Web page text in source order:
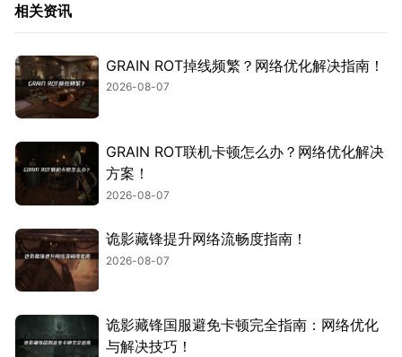
相关资讯
GRAIN ROT掉线频繁？网络优化解决指南！
2026-08-07
GRAIN ROT联机卡顿怎么办？网络优化解决
方案！
2026-08-07
诡影藏锋提升网络流畅度指南！
2026-08-07
诡影藏锋国服避免卡顿完全指南：网络优化
与解决技巧！